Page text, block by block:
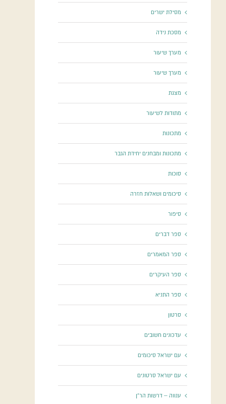
מסילת ישרים
מסכת נידה
מערך שיעור
מערך שיעור
מצגת
מתודות לשיעור
מתכונות
מתכונות ומבחנים יחידת הגבר
סוכות
סיכומים ושאלות חזרה
סיפור
ספר דברים
ספר המאמרים
ספר העיקרים
ספר התניא
סרטון
עדכונים חשובים
עם ישראל סיכומים
עם ישראל סרטונים
ענווה – דרשות הר"ן